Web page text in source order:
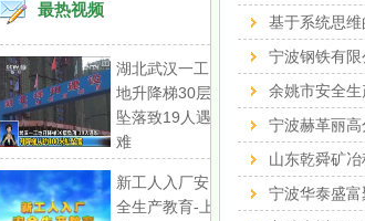
最热视频
湖北武汉一工
地升降梯30层
坠落致19人遇
难
新工人入厂安
全生产教育-上
基于系统思
宁波钢铁有
余姚市安全生
宁波赫革丽
山东乾舜矿
宁波华泰盛